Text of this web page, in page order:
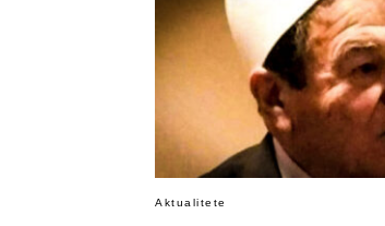
Aktualitete